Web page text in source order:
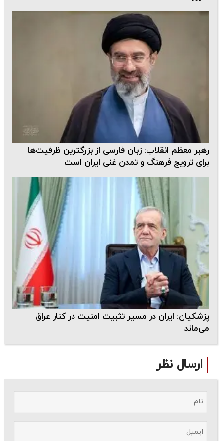
رهبر معظم انقلاب: زبان فارسی از بزرگترین ظرفیت‌ها
برای ترویج فرهنگ و تمدن غنی ایران است
پزشکیان: ایران در مسیر تثبیت امنیت در کنار عراق
می‌ماند
ارسال نظر